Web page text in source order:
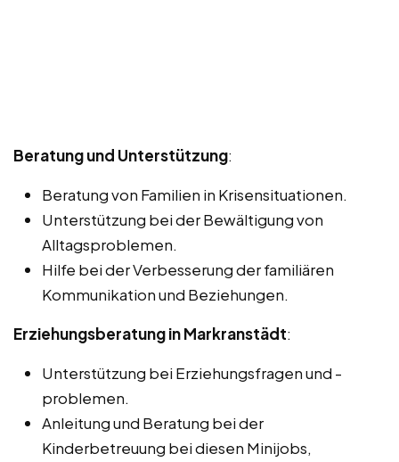
Beratung und Unterstützung:
Beratung von Familien in Krisensituationen.
Unterstützung bei der Bewältigung von
Alltagsproblemen.
Hilfe bei der Verbesserung der familiären
Kommunikation und Beziehungen.
Erziehungsberatung in Markranstädt:
Unterstützung bei Erziehungsfragen und -
problemen.
Anleitung und Beratung bei der
Kinderbetreuung bei diesen Minijobs,